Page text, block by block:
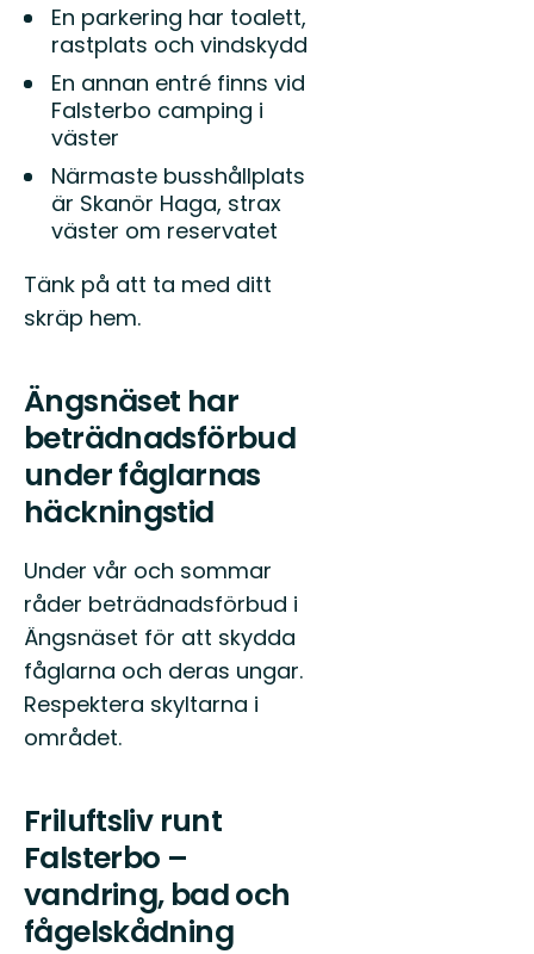
En parkering har toalett,
rastplats och vindskydd
En annan entré finns vid
Falsterbo camping i
väster
Närmaste busshållplats
är Skanör Haga, strax
väster om reservatet
Tänk på att ta med ditt
skräp hem.
Ängsnäset har
beträdnadsförbud
under fåglarnas
häckningstid
Under vår och sommar
råder beträdnadsförbud i
Ängsnäset för att skydda
fåglarna och deras ungar.
Respektera skyltarna i
området.
Friluftsliv runt
Falsterbo –
vandring, bad och
fågelskådning